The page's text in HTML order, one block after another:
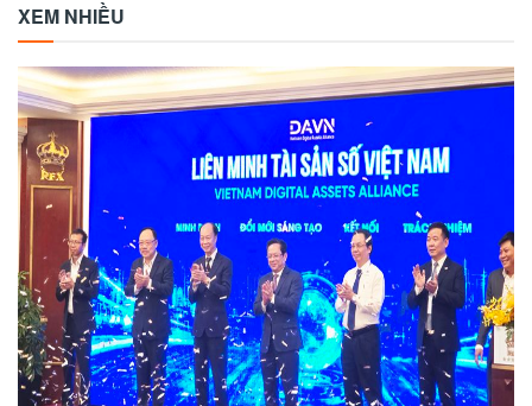
XEM NHIỀU